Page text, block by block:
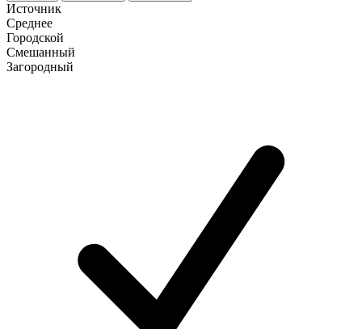
Источник
Среднее
Городской
Смешанный
Загородный